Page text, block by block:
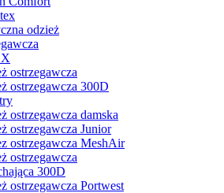
odzież
ostrzegawcza
ostrzegawcza 300D
ostrzegawcza damska
ostrzegawcza Junior
ostrzegawcza MeshAir
ostrzegawcza
300D
ostrzegawcza Portwest